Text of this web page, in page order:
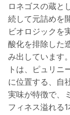
ロネゴスの蔵と
続して元詰めを
ビオロジックを
酸化を排除した
み出しています
トは、ピュリニ
に位置する、自
実味が特徴で、
フィネス溢れる1